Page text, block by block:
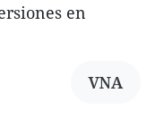
en
VNA